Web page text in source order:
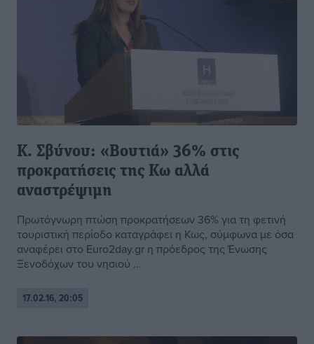
Κ. Σβύνου: «Βουτιά» 36% στις
προκρατήσεις της Κω αλλά
αναστρέψιμη
Πρωτόγνωρη πτώση προκρατήσεων 36% για τη φετινή
τουριστική περίοδο καταγράφει η Κως, σύμφωνα με όσα
αναφέρει στο Euro2day.gr η πρόεδρος της Ένωσης
Ξενοδόχων του νησιού ...
17.02.16, 20:05